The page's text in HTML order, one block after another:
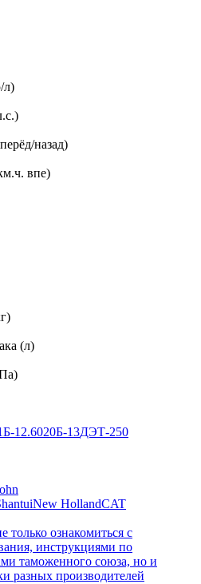
л)
назад)
впе)
(л)
Б-12.6020Б-13ДЭТ-250
New HollandCAT
только ознакомиться с
инструкциями по
таможенного союза, но и
разных производителей